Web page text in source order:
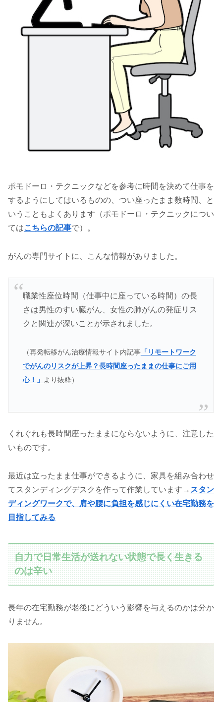
ポモドーロ・テクニックなどを参考に時間を決めて仕事を
するようにしてはいるものの、つい座ったまま数時間、と
いうこともよくあります（ポモドーロ・テクニックについ
てはこちらの記事で）。
がんの専門サイトに、こんな情報がありました。
職業性座位時間（仕事中に座っている時間）の長
さは男性のすい臓がん、女性の肺がんの発症リス
クと関連が深いことが示されました。
（再発転移がん治療情報サイト内記事「リモートワーク
でがんのリスクが上昇？長時間座ったままの仕事にご用
心！」 より抜粋）
くれぐれも長時間座ったままにならないように、注意した
いものです。
最近は立ったまま仕事ができるように、家具を組み合わせ
てスタンディングデスクを作って作業しています→ スタン
ディングワークで、肩や腰に負担を感じにくい在宅勤務を
目指してみる
自力で日常生活が送れない状態で長く生きる
のは辛い
長年の在宅勤務が老後にどういう影響を与えるのかは分か
りません。